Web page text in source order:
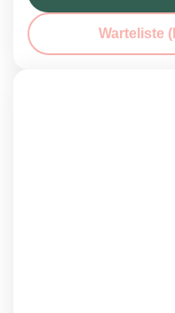
Warteliste